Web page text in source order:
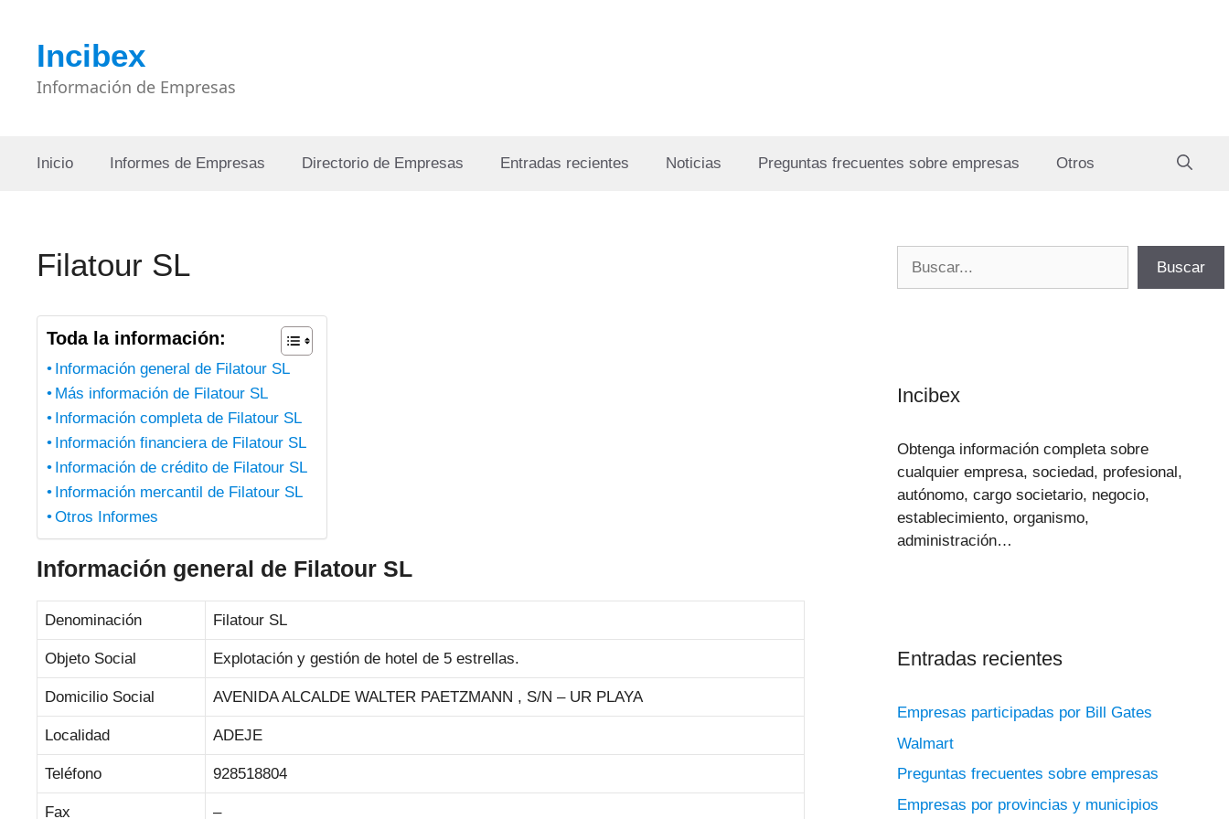
contenidoIncibex
Información de Empresas
Inicio Informes de Empresas Directorio de Empresas Entradas recientes Noticias Preguntas frecuentes sobre empresas Otros
Filatour SL
Toda la información:
Información general de Filatour SL
Más información de Filatour SL
Información completa de Filatour SL
Información financiera de Filatour SL
Información de crédito de Filatour SL
Información mercantil de Filatour SL
Otros Informes
Información general de Filatour SL
Denominación Filatour SL
Objeto Social Explotación y gestión de hotel de 5 estrellas.
Domicilio Social AVENIDA ALCALDE WALTER PAETZMANN , S/N – UR PLAYA
Localidad ADEJE
Teléfono 928518804
Fax –
Buscar
Incibex
Obtenga información completa sobre
cualquier empresa, sociedad, profesional,
autónomo, cargo societario, negocio,
establecimiento, organismo,
administración…
Entradas recientes
Empresas participadas por Bill Gates
Walmart
Preguntas frecuentes sobre empresas
Empresas por provincias y municipios